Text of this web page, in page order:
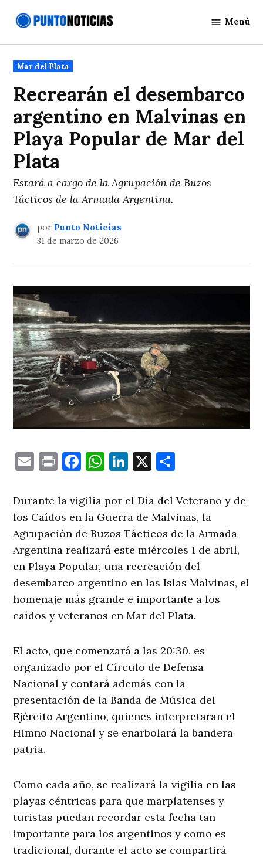
Noticias
Menú
Publicado
en
Mar del Plata
Recrearán el desembarco
argentino en Malvinas en
Playa Popular de Mar del
Plata
Estará a cargo de la Agrupación de Buzos
Tácticos de la Armada Argentina.
por Punto Noticias
31 de marzo de 2026
EmailPrintFacebook
WhatsApp
LinkedIn
X
Durante la vigilia por el Día del Veterano y de
los Caídos en la Guerra de Malvinas, la
Agrupación de Buzos Tácticos de la Armada
Argentina realizará este miércoles 1 de abril,
en Playa Popular, una recreación del
desembarco argentino en las Islas Malvinas, el
homenaje más grande e importante a los
caídos y veteranos en Mar del Plata.
El acto, que comenzará a las 20:30, es
organizado por el Círculo de Defensa
Nacional y contará además con la
presentación de la Banda de Música del
Ejército Argentino, quienes interpretaran el
Himno Nacional y se enarbolará la bandera
patria.
Como cada año, se realizará la vigilia en las
playas céntricas para que marplatenses y
turistas puedan recordar esta fecha tan
importante para los argentinos y como es
tradicional, durante el acto se compartirá